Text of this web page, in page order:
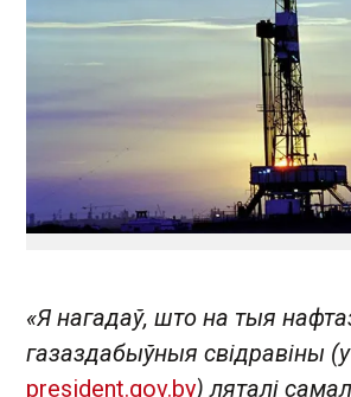
«Я нагадаў, што на тыя
газаздабыўныя свідравіны (у
president.gov.by) ляталі